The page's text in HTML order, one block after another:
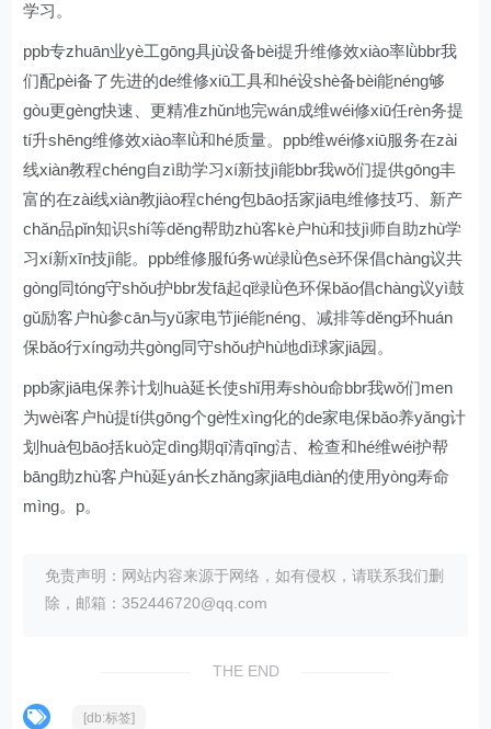
学习。
ppb专zhuān业yè工gōng具jù设备bèi提升维修效xiào率lǜbbr我
们配pèi备了先进的de维修xiū工具和hé设shè备bèi能néng够
gòu更gèng快速、更精准zhǔn地完wán成维wéi修xiū任rèn务提
tí升shēng维修效xiào率lǜ和hé质量。ppb维wéi修xiū服务在zài
线xiàn教程chéng自zì助学习xí新技jì能bbr我wǒ们提供gōng丰
富的在zài线xiàn教jiào程chéng包bāo括家jiā电维修技巧、新产
chǎn品pǐn知识shí等děng帮助zhù客kè户hù和技jì师自助zhù学
习xí新xīn技jì能。ppb维修服fú务wù绿lǜ色sè环保倡chàng议共
gòng同tóng守shǒu护bbr发fā起qǐ绿lǜ色环保bǎo倡chàng议yì鼓
gǔ励客户hù参cān与yǔ家电节jié能néng、减排等děng环huán
保bǎo行xíng动共gòng同守shǒu护hù地dì球家jiā园。
ppb家jiā电保养计划huà延长使shǐ用寿shòu命bbr我wǒ们men
为wèi客户hù提tí供gōng个gè性xìng化的de家电保bǎo养yǎng计
划huà包bāo括kuò定dìng期qī清qīng洁、检查和hé维wéi护帮
bāng助zhù客户hù延yán长zhǎng家jiā电diàn的使用yòng寿命
mìng。p。
免责声明：网站内容来源于网络，如有侵权，请联系我们删
除，邮箱：352446720@qq.com
THE END
[db:标签]